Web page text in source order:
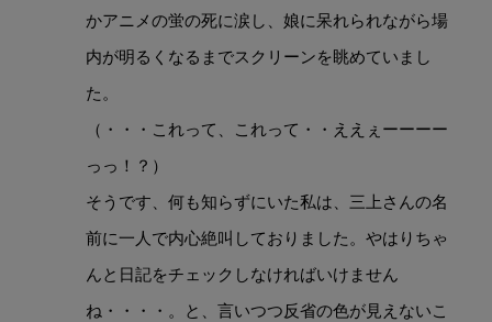
かアニメの蛍の死に涙し、娘に呆れられながら場
内が明るくなるまでスクリーンを眺めていまし
た。
（・・・これって、これって・・ええぇーーーー
っっ！？）
そうです、何も知らずにいた私は、三上さんの名
前に一人で内心絶叫しておりました。やはりちゃ
んと日記をチェックしなければいけません
ね・・・・。と、言いつつ反省の色が見えないこ